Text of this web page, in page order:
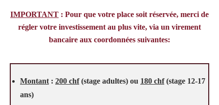
IMPORTANT : Pour que votre place soit réservée, merci de
régler votre investissement au plus vite, via un virement
bancaire aux coordonnées suivantes:
Montant : 200 chf(stage adultes) ou 180 chf(stage 12-17
ans)